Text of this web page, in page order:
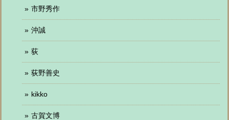
市野秀作
沖誠
荻
荻野善史
kikko
古賀文博